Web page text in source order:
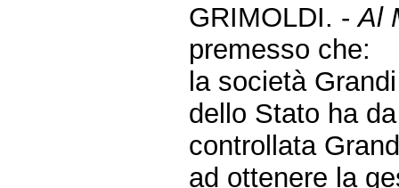
GRIMOLDI. -Al
premesso che:
la società
dello Stato ha
controllata
ad ottenere la